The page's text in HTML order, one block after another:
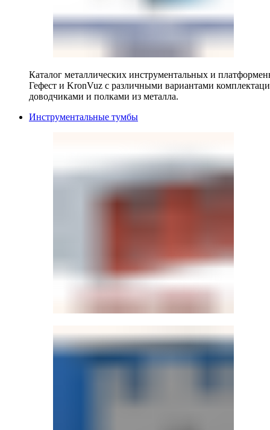
Каталог металлических инструментальных и
Гефест и KronVuz с различными вариантами
доводчиками и полками из металла.
Инструментальные тумбы